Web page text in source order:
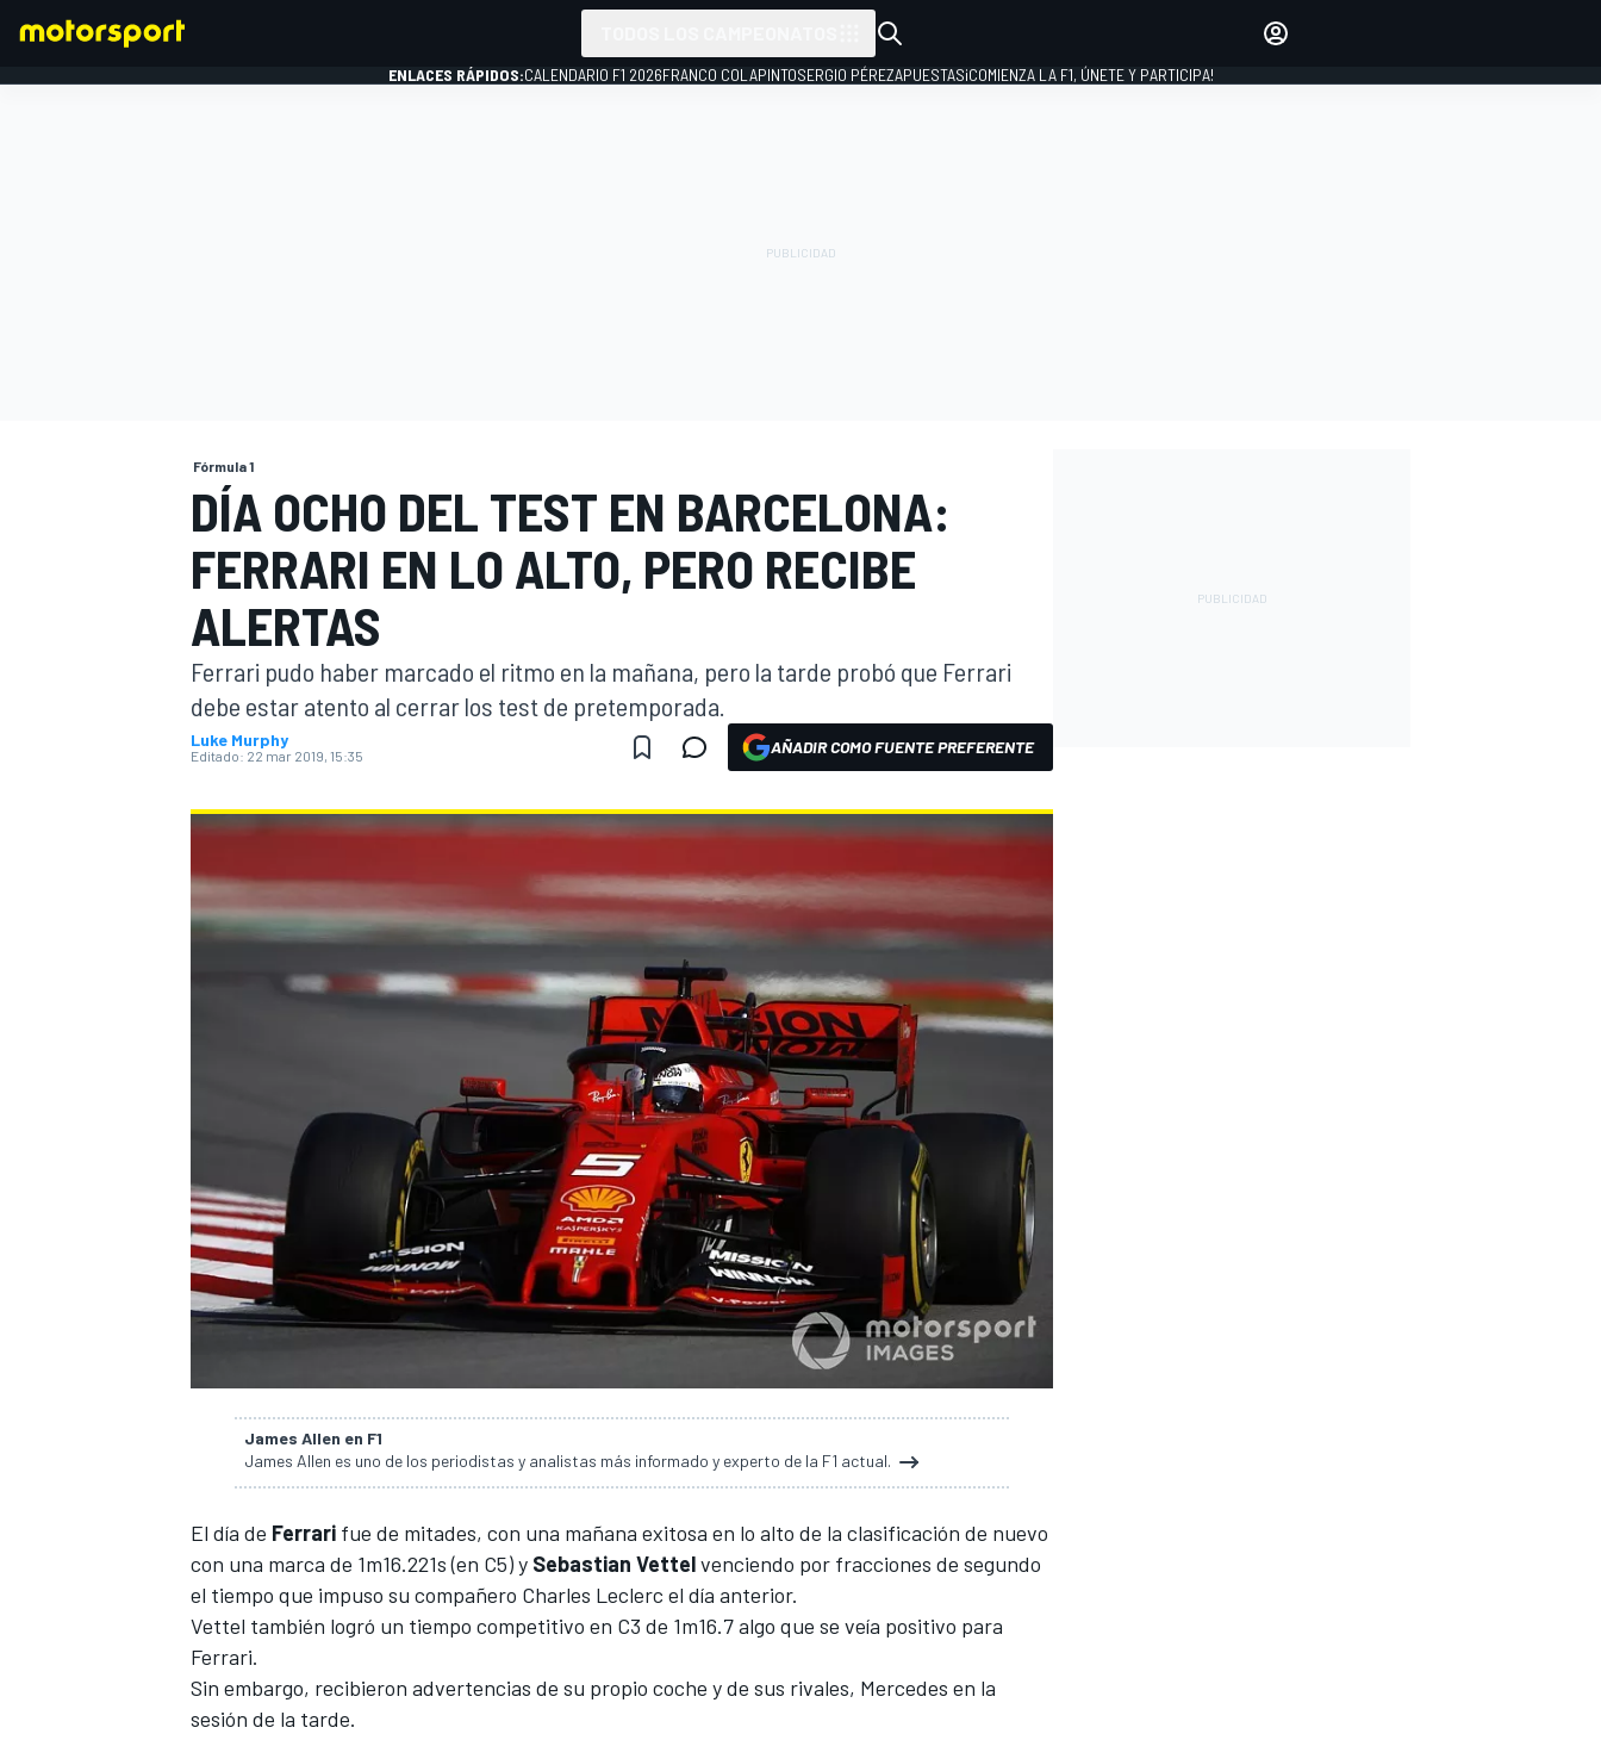
INDYCAR
MOTOGP
NASCAR CUP
FÓRMULA E
INICIAR SESIÓN
ENLACES RÁPIDOS:CALENDARIO F1 2026FRANCO COLAPINTOSERGIO PÉREZAPUESTAS¡COMIENZA LA F1, ÚNETE Y PARTICIPA!
Fórmula 1
DÍA OCHO DEL TEST EN BARCELONA:
FERRARI EN LO ALTO, PERO RECIBE
ALERTAS
Ferrari pudo haber marcado el ritmo en la mañana, pero la tarde probó que Ferrari
debe estar atento al cerrar los test de pretemporada.
Luke Murphy
Editado: 22 mar 2019, 15:35 AÑADIR COMO FUENTE PREFERENTE
James Allen en F1
James Allen es uno de los periodistas y analistas más informado y experto de la F1 actual.
El día de Ferrari fue de mitades, con una mañana exitosa en lo alto de la clasificación de nuevo
con una marca de 1m16.221s (en C5) y Sebastian Vettelvenciendo por fracciones de segundo
el tiempo que impuso su compañero Charles Leclerc el día anterior.
Vettel también logró un tiempo competitivo en C3 de 1m16.7 algo que se veía positivo para
Ferrari.
Sin embargo, recibieron advertencias de su propio coche y de sus rivales, Mercedes en la
sesión de la tarde.